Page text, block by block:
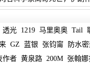
透光 1219 马里奥奥 Tail
GZ 蓝银 张钧甯 防水
作者 黄泉路 200M 张翰